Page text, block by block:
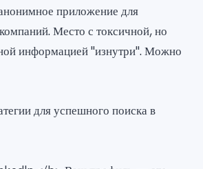
приложение для
Место с токсичной, но
информацией "изнутри". Можно
для успешного поиска в